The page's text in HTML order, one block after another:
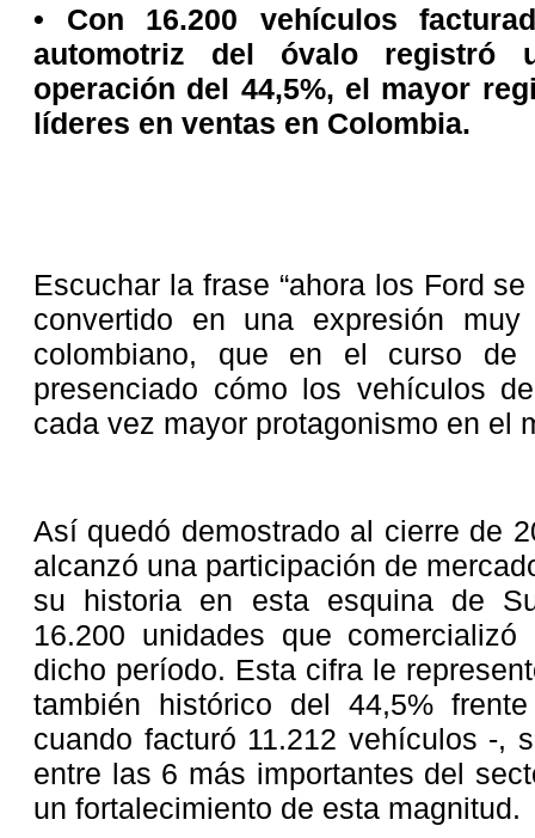
• Con 16.200 vehículos
automotriz del óvalo registró
operación del 44,5%, el mayor
líderes en ventas en Colombia.
Escuchar la frase “ahora los Ford
convertido en una expresión
colombiano, que en el curso
presenciado cómo los vehículos
cada vez mayor protagonismo en el
Así quedó demostrado al cierre de
alcanzó una participación de
su historia en esta esquina de
16.200 unidades que
dicho período. Esta cifra le
también histórico del 44,5%
cuando facturó 11.212 vehículos -,
entre las 6 más importantes del
un fortalecimiento de esta magnitud.